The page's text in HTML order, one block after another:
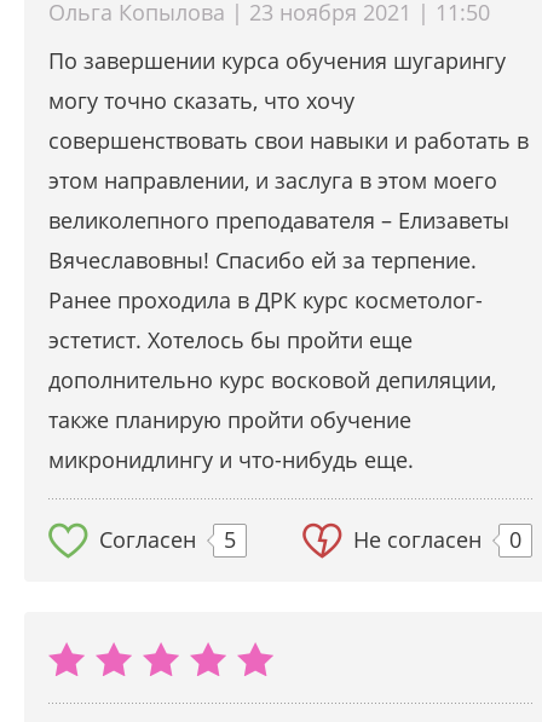
Ольга Копылова | 23 ноября 2021 | 11:50
По завершении курса обучения шугарингу
могу точно сказать, что хочу
совершенствовать свои навыки и работать в
этом направлении, и заслуга в этом моего
великолепного преподавателя – Елизаветы
Вячеславовны! Спасибо ей за терпение.
Ранее проходила в ДРК курс косметолог-
эстетист. Хотелось бы пройти еще
дополнительно курс восковой депиляции,
также планирую пройти обучение
микронидлингу и что-нибудь еще.
Согласен 5 Не согласен 0